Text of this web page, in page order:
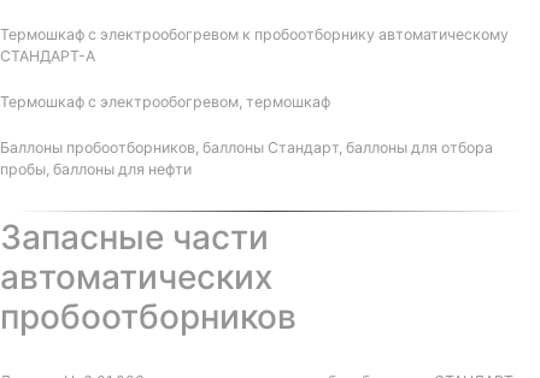
Термошкаф с электрообогревом к пробоотборнику автоматическому
СТАНДАРТ-А
Термошкаф с электрообогревом, термошкаф
Баллоны пробоотборников, баллоны Стандарт, баллоны для отбора
пробы, баллоны для нефти
Запасные части
автоматических
пробоотборников